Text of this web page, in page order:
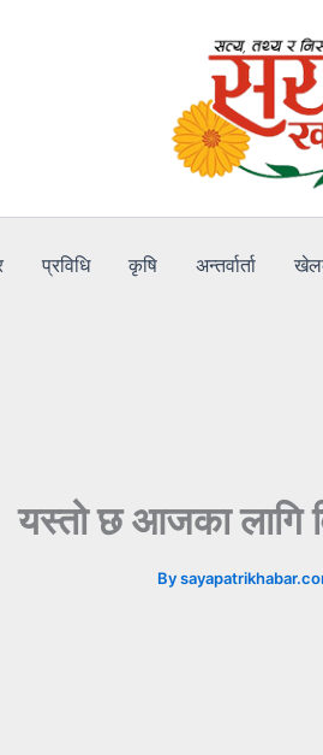
प्रविधि कृषि अन्तर्वार्ता
यस्तो छ आजका लागि
By